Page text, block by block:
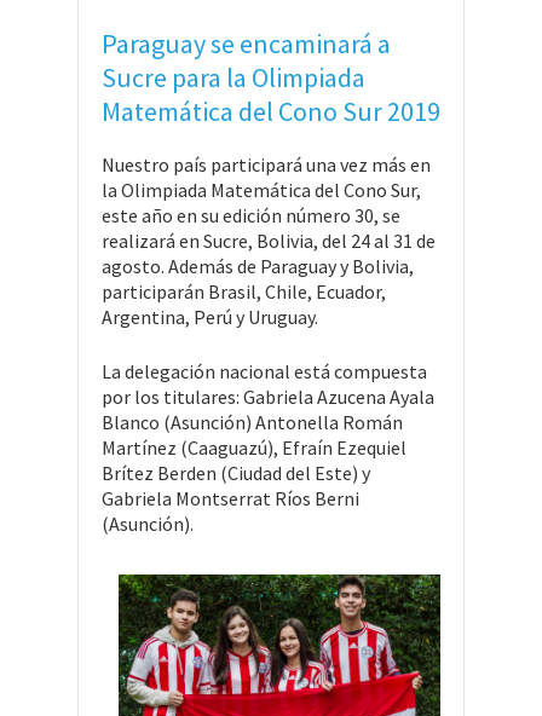
Paraguay se encaminará a
Sucre para la Olimpiada
Matemática del Cono Sur 2019
Nuestro país participará una vez más en
la Olimpiada Matemática del Cono Sur,
este año en su edición número 30, se
realizará en Sucre, Bolivia, del 24 al 31 de
agosto. Además de Paraguay y Bolivia,
participarán Brasil, Chile, Ecuador,
Argentina, Perú y Uruguay.
La delegación nacional está compuesta
por los titulares: Gabriela Azucena Ayala
Blanco (Asunción) Antonella Román
Martínez (Caaguazú), Efraín Ezequiel
Brítez Berden (Ciudad del Este) y
Gabriela Montserrat Ríos Berni
(Asunción).